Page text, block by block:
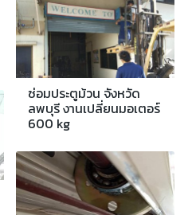
ซ่อมประตูม้วน จังหวัด
ลพบุรี งานเปลี่ยนมอเตอร์
600 kg